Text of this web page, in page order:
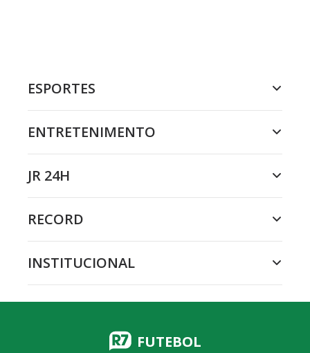
ESPORTES
ENTRETENIMENTO
JR 24H
RECORD
INSTITUCIONAL
FUTEBOL